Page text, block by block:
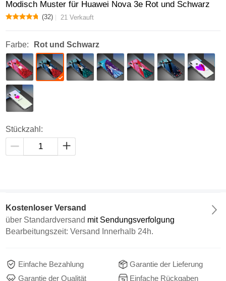
Modisch Muster für Huawei Nova 3e Rot und Schwarz
(32) 21 Verkauft
Farbe: Rot und Schwarz
Stückzahl:
Kostenloser Versand
über Standardversand mit Sendungsverfolgung
Bearbeitungszeit: Versand Innerhalb 24h.
Einfache Bezahlung
Garantie der Lieferung
Garantie der Qualität
Einfache Rückgaben